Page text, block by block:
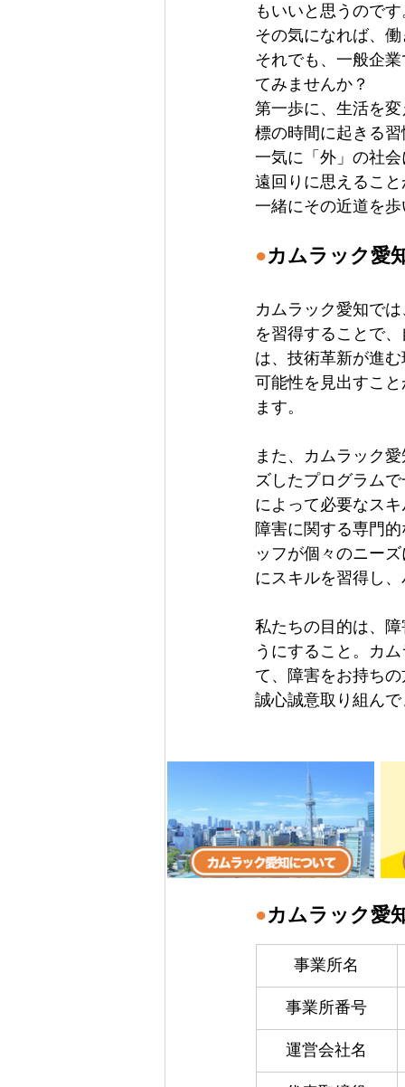
もいいと思うのです
その気になれば、
それでも、一般企
てみませんか？
第一歩に、生活を
標の時間に起きる
一気に「外」の社
遠回りに思えるこ
一緒にその近道を
●カムラック愛
カムラック愛知で
を習得することで
は、技術革新が進
可能性を見出すこ
ます。
また、カムラック
ズしたプログラム
によって必要なス
障害に関する専門
ッフが個々のニー
にスキルを習得し
私たちの目的は、
うにすること。カ
て、障害をお持ち
誠心誠意取り組ん
●カムラック愛
事業所名
事業所番号
運営会社名